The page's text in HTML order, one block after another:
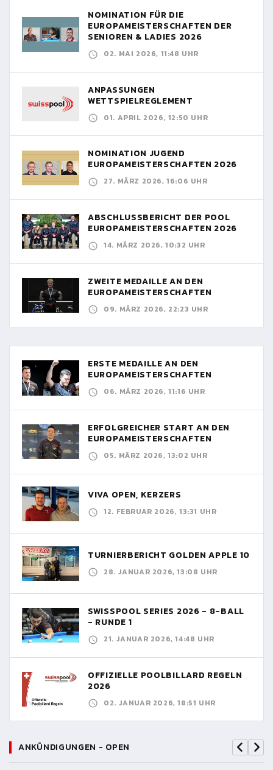
NOMINATION FÜR DIE
EUROPAMEISTERSCHAFTEN DER
SENIOREN & LADIES 2026
02. MAI 2026, 11:48 UHR
ANPASSUNGEN
WETTSPIELREGLEMENT
01. APRIL 2026, 12:50 UHR
NOMINATION JUGEND
EUROPAMEISTERSCHAFTEN 2026
27. MÄRZ 2026, 16:06 UHR
ABSCHLUSSBERICHT DER POOL
EUROPAMEISTERSCHAFTEN 2026
14. MÄRZ 2026, 10:32 UHR
ZWEITE MEDAILLE AN DEN
EUROPAMEISTERSCHAFTEN
09. MÄRZ 2026, 22:23 UHR
ERSTE MEDAILLE AN DEN
EUROPAMEISTERSCHAFTEN
06. MÄRZ 2026, 11:16 UHR
ERFOLGREICHER START AN DEN
EUROPAMEISTERSCHAFTEN
05. MÄRZ 2026, 13:02 UHR
VIVA OPEN, KERZERS
12. FEBRUAR 2026, 13:31 UHR
TURNIERBERICHT GOLDEN APPLE 10
28. JANUAR 2026, 13:08 UHR
SWISSPOOL SERIES 2026 - 8-BALL
- RUNDE 1
21. JANUAR 2026, 14:48 UHR
OFFIZIELLE POOLBILLARD REGELN
2026
02. JANUAR 2026, 18:51 UHR
ANKÜNDIGUNGEN - OPEN